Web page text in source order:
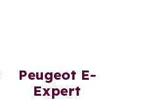
Peugeot E-
Expert